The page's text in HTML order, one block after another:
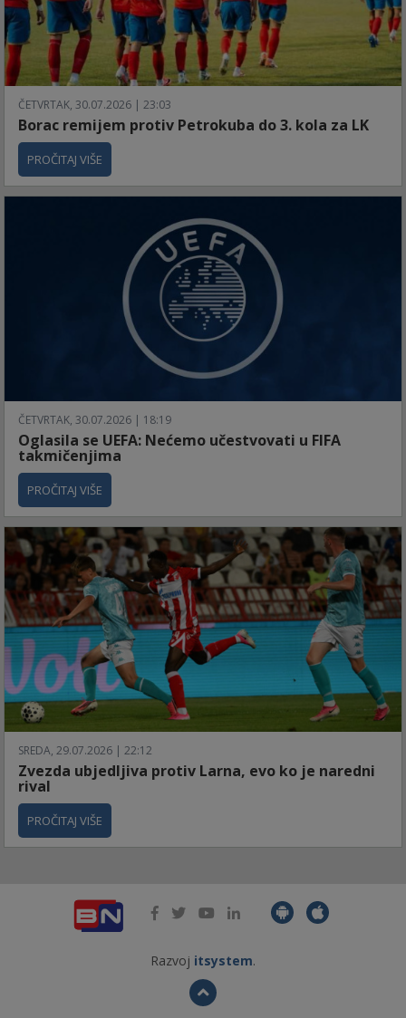
ČETVRTAK, 30.07.2026 | 23:03
Borac remijem protiv Petrokuba do 3. kola za LK
PROČITAJ VIŠE
ČETVRTAK, 30.07.2026 | 18:19
Oglasila se UEFA: Nećemo učestvovati u FIFA
takmičenjima
PROČITAJ VIŠE
SREDA, 29.07.2026 | 22:12
Zvezda ubjedljiva protiv Larna, evo ko je naredni
rival
PROČITAJ VIŠE
Razvoj itsystem.